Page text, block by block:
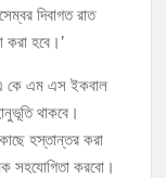
দিবাগত রাত
করা হবে।’
এ কে এম এস ইকবাল
থাকবে।
হস্তান্তর করা
সহযোগিতা করবো।